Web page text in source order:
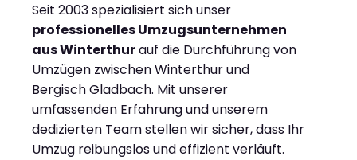
Seit 2003 spezialisiert sich unser
professionelles Umzugsunternehmen
aus Winterthurauf die Durchführung von
Umzügen zwischen Winterthur und
Bergisch Gladbach. Mit unserer
umfassenden Erfahrung und unserem
dedizierten Team stellen wir sicher, dass Ihr
Umzug reibungslos und effizient verläuft.